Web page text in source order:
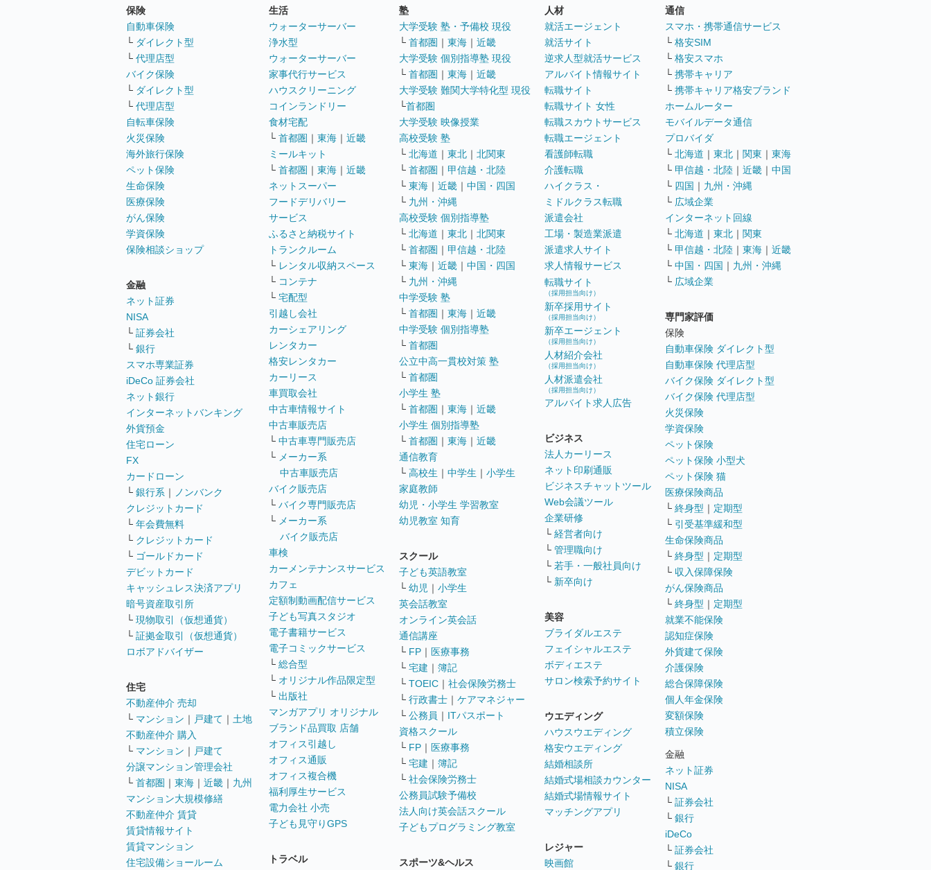
保険
自動車保険
└ ダイレクト型
└ 代理店型
バイク保険
└ ダイレクト型
└ 代理店型
自転車保険
火災保険
海外旅行保険
ペット保険
生命保険
医療保険
がん保険
学資保険
保険相談ショップ
金融
ネット証券
NISA
└ 証券会社
└ 銀行
スマホ専業証券
iDeCo 証券会社
ネット銀行
インターネットバンキング
外貨預金
住宅ローン
FX
カードローン
└ 銀行系 ｜
ノンバンク
クレジットカード
└ 年会費無料
└ クレジットカード
└ ゴールドカード
デビットカード
キャッシュレス決済アプリ
暗号資産取引所
└ 現物取引（仮想通貨）
└ 証拠金取引（仮想通貨）
ロボアドバイザー
住宅
不動産仲介 売却
└ マンション ｜ 戸建て ｜ 土地
不動産仲介 購入
└ マンション ｜ 戸建て
分譲マンション管理会社
└ 首都圏 ｜ 東海 ｜ 近畿 ｜ 九州
マンション大規模修繕
不動産仲介 賃貸
賃貸情報サイト
賃貸マンション
住宅設備ショールーム
生活
ウォーターサーバー
浄水型
ウォーターサーバー
家事代行サービス
ハウスクリーニング
コインランドリー
食材宅配
└ 首都圏 ｜ 東海 ｜ 近畿
ミールキット
└ 首都圏 ｜ 東海 ｜ 近畿
ネットスーパー
フードデリバリー
サービス
ふるさと納税サイト
トランクルーム
└ レンタル収納スペース
└ コンテナ
└ 宅配型
引越し会社
カーシェアリング
レンタカー
格安レンタカー
カーリース
車買取会社
中古車情報サイト
中古車販売店
└ 中古車専門販売店
└ メーカー系
中古車販売店
バイク販売店
└ バイク専門販売店
└ メーカー系
バイク販売店
車検
カーメンテナンスサービス
カフェ
定額制動画配信サービス
子ども写真スタジオ
電子書籍サービス
電子コミックサービス
└ 総合型
└ オリジナル作品限定型
└ 出版社
マンガアプリ オリジナル
ブランド品買取 店舗
オフィス引越し
オフィス通販
オフィス複合機
福利厚生サービス
電力会社 小売
子ども見守りGPS
トラベル
塾
大学受験 塾・予備校 現役
└ 首都圏 ｜ 東海 ｜ 近畿
大学受験 個別指導塾 現役
└ 首都圏 ｜ 東海 ｜ 近畿
大学受験 難関大学特化型 現役
└首都圏
大学受験 映像授業
高校受験 塾
└ 北海道 ｜ 東北 ｜ 北関東
└ 首都圏 ｜ 甲信越・北陸
└ 東海 ｜ 近畿 ｜ 中国・四国
└ 九州・沖縄
高校受験 個別指導塾
└ 北海道 ｜ 東北 ｜ 北関東
└ 首都圏 ｜ 甲信越・北陸
└ 東海 ｜ 近畿 ｜ 中国・四国
└ 九州・沖縄
中学受験 塾
└ 首都圏 ｜ 東海 ｜ 近畿
中学受験 個別指導塾
└ 首都圏
公立中高一貫校対策 塾
└ 首都圏
小学生 塾
└ 首都圏 ｜ 東海 ｜ 近畿
小学生 個別指導塾
└ 首都圏 ｜ 東海 ｜ 近畿
通信教育
└ 高校生 ｜ 中学生 ｜ 小学生
家庭教師
幼児・小学生 学習教室
幼児教室 知育
スクール
子ども英語教室
└ 幼児 ｜ 小学生
英会話教室
オンライン英会話
通信講座
└ FP ｜ 医療事務
└ 宅建 ｜ 簿記
└ TOEIC ｜ 社会保険労務士
└ 行政書士 ｜ ケアマネジャー
└ 公務員 ｜ ITパスポート
資格スクール
└ FP ｜ 医療事務
└ 宅建 ｜ 簿記
└ 社会保険労務士
公務員試験予備校
法人向け英会話スクール
子どもプログラミング教室
スポーツ&ヘルス
人材
就活エージェント
就活サイト
逆求人型就活サービス
アルバイト情報サイト
転職サイト
転職サイト 女性
転職スカウトサービス
転職エージェント
看護師転職
介護転職
ハイクラス・
ミドルクラス転職
派遣会社
工場・製造業派遣
派遣求人サイト
求人情報サービス
転職サイト
（採用担当向け）
新卒採用サイト
（採用担当向け）
新卒エージェント
（採用担当向け）
人材紹介会社
（採用担当向け）
人材派遣会社
（採用担当向け）
アルバイト求人広告
ビジネス
法人カーリース
ネット印刷通販
ビジネスチャットツール
Web会議ツール
企業研修
└ 経営者向け
└ 管理職向け
└ 若手・一般社員向け
└ 新卒向け
美容
ブライダルエステ
フェイシャルエステ
ボディエステ
サロン検索予約サイト
ウエディング
ハウスウエディング
格安ウエディング
結婚相談所
結婚式場相談カウンター
結婚式場情報サイト
マッチングアプリ
レジャー
映画館
通信
スマホ・携帯通信サービス
└ 格安SIM
└ 格安スマホ
└ 携帯キャリア
└ 携帯キャリア格安ブランド
ホームルーター
モバイルデータ通信
プロバイダ
└ 北海道 ｜ 東北 ｜ 関東 ｜ 東海
└ 甲信越・北陸 ｜ 近畿 ｜ 中国
└ 四国 ｜ 九州・沖縄
└ 広域企業
インターネット回線
└ 北海道 ｜ 東北 ｜ 関東
└ 甲信越・北陸 ｜ 東海 ｜ 近畿
└ 中国・四国 ｜ 九州・沖縄
└ 広域企業
専門家評価
保険
自動車保険 ダイレクト型
自動車保険 代理店型
バイク保険 ダイレクト型
バイク保険 代理店型
火災保険
学資保険
ペット保険
ペット保険 小型犬
ペット保険 猫
医療保険商品
└ 終身型 ｜ 定期型
└ 引受基準緩和型
生命保険商品
└ 終身型 ｜ 定期型
└ 収入保障保険
がん保険商品
└ 終身型 ｜ 定期型
就業不能保険
認知症保険
外貨建て保険
介護保険
総合保障保険
個人年金保険
変額保険
積立保険
金融
ネット証券
NISA
└ 証券会社
└ 銀行
iDeCo
└ 証券会社
└ 銀行